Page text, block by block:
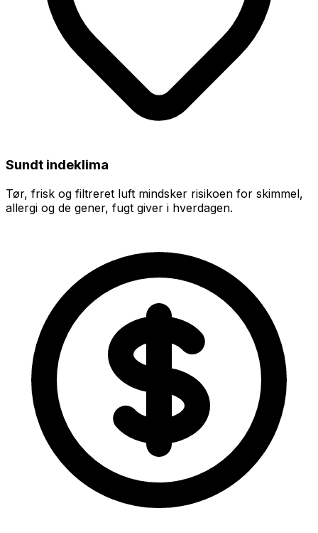
Sundt indeklima
Tør, frisk og filtreret luft mindsker risikoen for skimmel,
allergi og de gener, fugt giver i hverdagen.